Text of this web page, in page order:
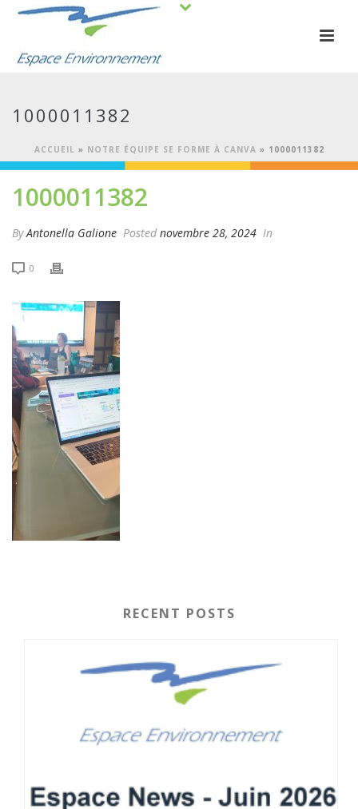
1000011382
ACCUEIL » NOTRE ÉQUIPE SE FORME À CANVA » 1000011382
1000011382
ByAntonella Galione Posted novembre 28, 2024 In
0
RECENT POSTS